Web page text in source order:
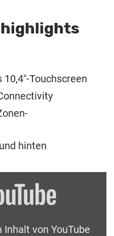
Touchscreen
hinten
von YouTube